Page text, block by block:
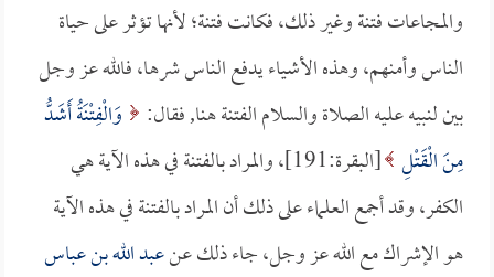
والمجاعات فتنة وغير ذلك، فكانت فتنة؛ لأنها تؤثر على حياة
الناس وأمنهم، وهذه الأشياء يدفع الناس شرها، فالله عز وجل
بين لنبيه عليه الصلاة والسلام الفتنة هنا, فقال:
وَالْفِتْنَةُ أَشَدُّ
مِنَ الْقَتْلِ
[البقرة:191]، والمراد بالفتنة في هذه الآية هي
الكفر، وقد أجمع العلماء على ذلك أن المراد بالفتنة في هذه الآية
هو الإشراك مع الله عز وجل، جاء ذلك عنعبد الله بن عباس